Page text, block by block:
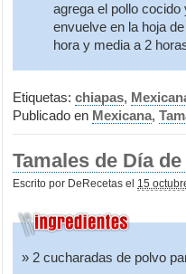
agrega el pollo
envuelve en la hoja
hora y media a 2
Etiquetas: chiapas,
Publicado en Mexicana,
Tamales de Día
Escrito por DeRecetas el 15
2 cucharadas de polvo